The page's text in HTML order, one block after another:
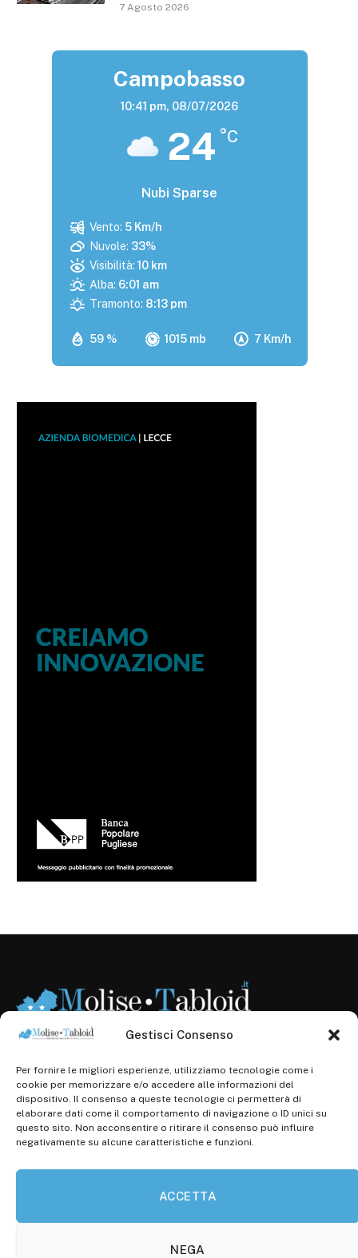
Gestisci Consenso
Per fornire le migliori esperienze, utilizziamo tecnologie come i
cookie per memorizzare e/o accedere alle informazioni del
dispositivo. Il consenso a queste tecnologie ci permetterà di
elaborare dati come il comportamento di navigazione o ID unici su
questo sito. Non acconsentire o ritirare il consenso può influire
negativamente su alcune caratteristiche e funzioni.
ACCETTA
NEGA
7 Agosto 2026
Campobasso
10:41 pm, 08/07/2026
24 °C
Nubi Sparse
59 % 1015 mb 7 Km/h
Vento: 5 Km/h
Nuvole: 33%
Visibilità: 10 km
Alba: 6:01 am
Tramonto: 8:13 pm
Registr. presso il Tribunale di Campobasso: 3/2013 del
14.11.2013, Cron. 1254
Roc: iscrizione n° 25549 (Prot. 1138/com/15 del
30.04.2015)
P.Iva: 01707150700